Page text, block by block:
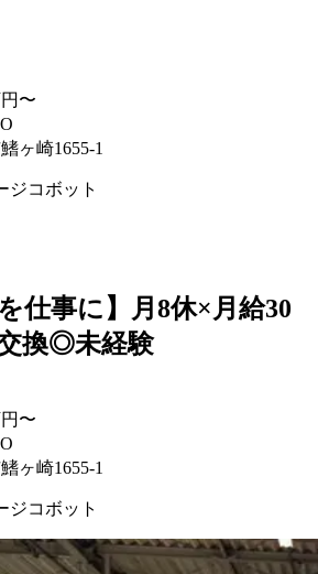
〜
ヶ崎1655-1
ジコボット
仕事に】月8休×月給30
換◎未経験
〜
ヶ崎1655-1
ジコボット